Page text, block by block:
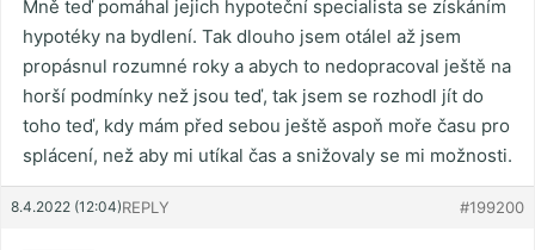
Mně teď pomáhal jejich hypoteční specialista se získáním
hypotéky na bydlení. Tak dlouho jsem otálel až jsem
propásnul rozumné roky a abych to nedopracoval ještě na
horší podmínky než jsou teď, tak jsem se rozhodl jít do
toho teď, kdy mám před sebou ještě aspoň moře času pro
splácení, než aby mi utíkal čas a snižovaly se mi možnosti.
8.4.2022 (12:04) #199200
REPLY